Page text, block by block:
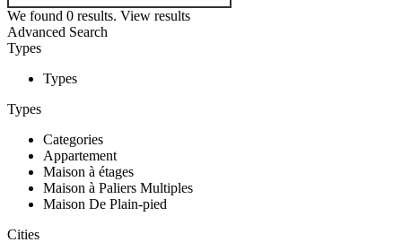
We found 0 results. View results
Advanced Search
Types
Types
Types
Categories
Appartement
Maison à étages
Maison à Paliers Multiples
Maison De Plain-pied
Cities